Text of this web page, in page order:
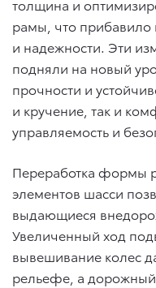
толщина и
рамы, что прибавило
и надежности. Эти
подняли на новый
прочности и
и кручение, так и
управляемость и
Переработка формы
элементов шасси
выдающиеся
Увеличенный ход
вывешивание колес
рельефе, а дорожный